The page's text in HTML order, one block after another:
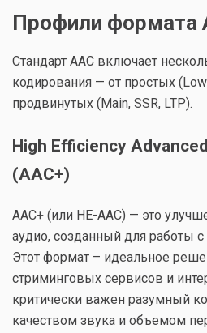
Профили формата
Стандарт AAC включает
кодирования — от простых
продвинутых (Main, SSR, LTP).
High Efficiency
(AAC+)
AAC+ (или HE-AAC) — это
аудио, созданный для работы
Этот формат – идеальное
стриминговых сервисов и
критически важен разумный
качеством звука и объемом